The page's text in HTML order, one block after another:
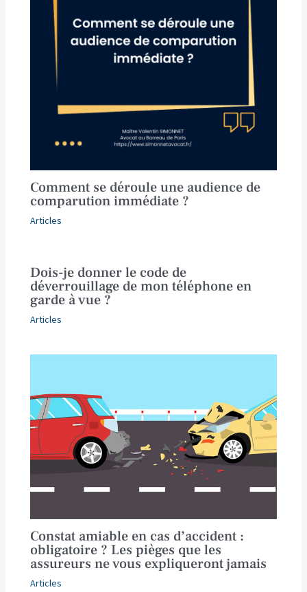
Comment se déroule une audience de
comparution immédiate ?
Articles
Dois-je donner le code de
déverrouillage de mon téléphone en
garde à vue ?
Articles
Constat amiable en cas d’accident :
obligatoire ? Les pièges que les
assureurs ne vous expliqueront jamais
Articles